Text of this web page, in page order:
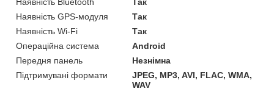
Наявність GPS-модуля
Так
Наявність Wi-Fi
Так
Операційна система
Android
Передня панель
Незнімна
Підтримувані формати
JPEG, MP3, AVI, FLAC, WMA,
WAV